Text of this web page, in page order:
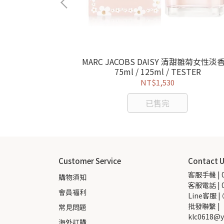
MARC JACOBS DAISY 清甜雛菊女性淡
75ml / 125ml / TESTER
NT$1,530
已售完
Customer Service
購物須知
會員福利
常見問題
Contact
客服手機 |
客服電話 |
Line客服 |
批發聯繫 |